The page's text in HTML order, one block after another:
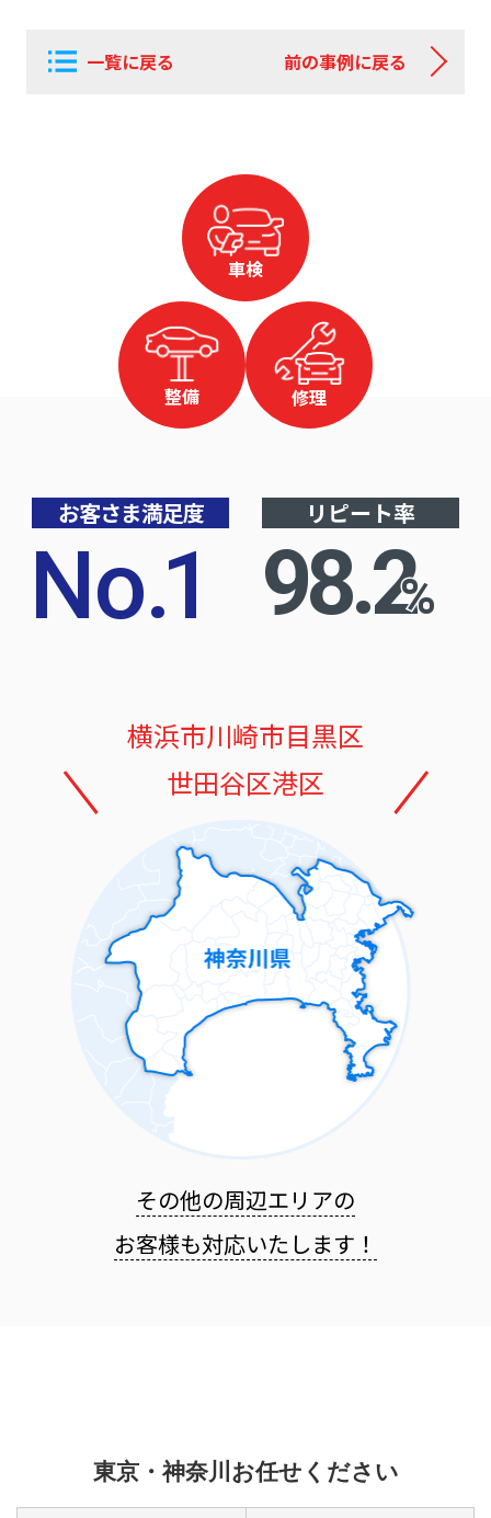
一覧に戻る 前の事例に戻る
車検
整備 修理
お客さま満足度
No.1
リピート率
98.2%
その他の周辺エリアの
お客様も対応いたします！
横浜市川崎市目黒区
世田谷区港区
東京・神奈川お任せください